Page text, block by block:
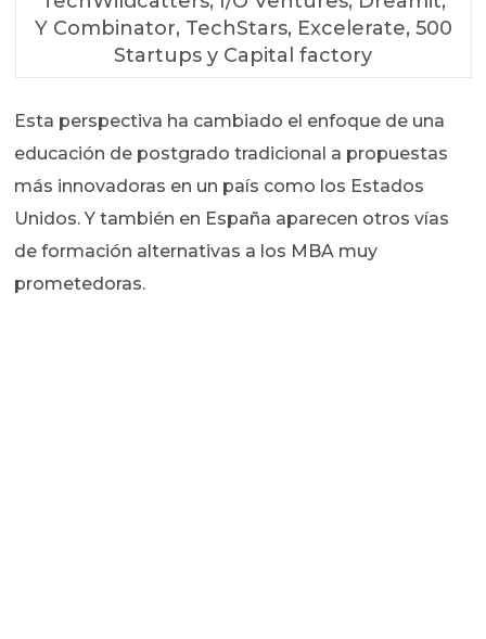
Y Combinator, TechStars, Excelerate, 500
Startups y Capital factory
Esta perspectiva ha cambiado el enfoque de una
educación de postgrado tradicional a propuestas
más innovadoras en un país como los Estados
Unidos. Y también en España aparecen otros vías
de formación alternativas a los MBA muy
prometedoras.